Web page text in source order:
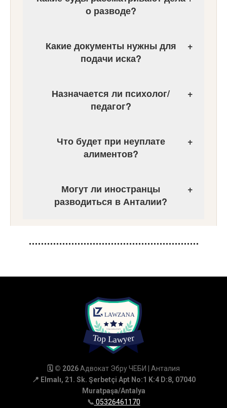
о разводе?
Какие документы нужны для
подачи иска?
+
Назначается ли психолог/
педагог?
+
Что будет при неуплате
алиментов?
+
Могут ли иностранцы
разводиться в Анталии?
+
🗓 © 2026Адвокат Эбру ЧЕБИ | Анталия
📍 Elmalı, 21. Sk. Şerbetçi Apt No:1 K:4 D:8, 07040
Muratpaşa/Antalya
📞 05326461170